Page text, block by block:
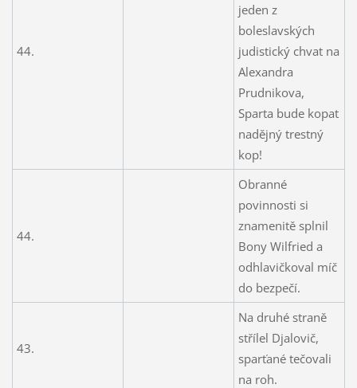
44.
jeden z
boleslavských
judistický chvat na
Alexandra
Prudnikova,
Sparta bude kopat
nadějný trestný
kop!
44.
Obranné
povinnosti si
znamenitě splnil
Bony Wilfried a
odhlavičkoval míč
do bezpečí.
43.
Na druhé straně
střílel Djalovič,
sparťané tečovali
na roh.